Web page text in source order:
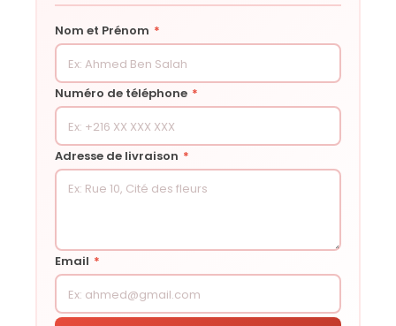
Nom et Prénom *
Numéro de téléphone *
Adresse de livraison *
Email *